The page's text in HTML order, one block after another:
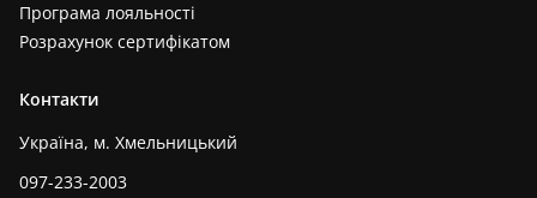
Програма лояльності
Розрахунок сертифікатом
Контакти
Україна, м. Хмельницький
097-233-2003